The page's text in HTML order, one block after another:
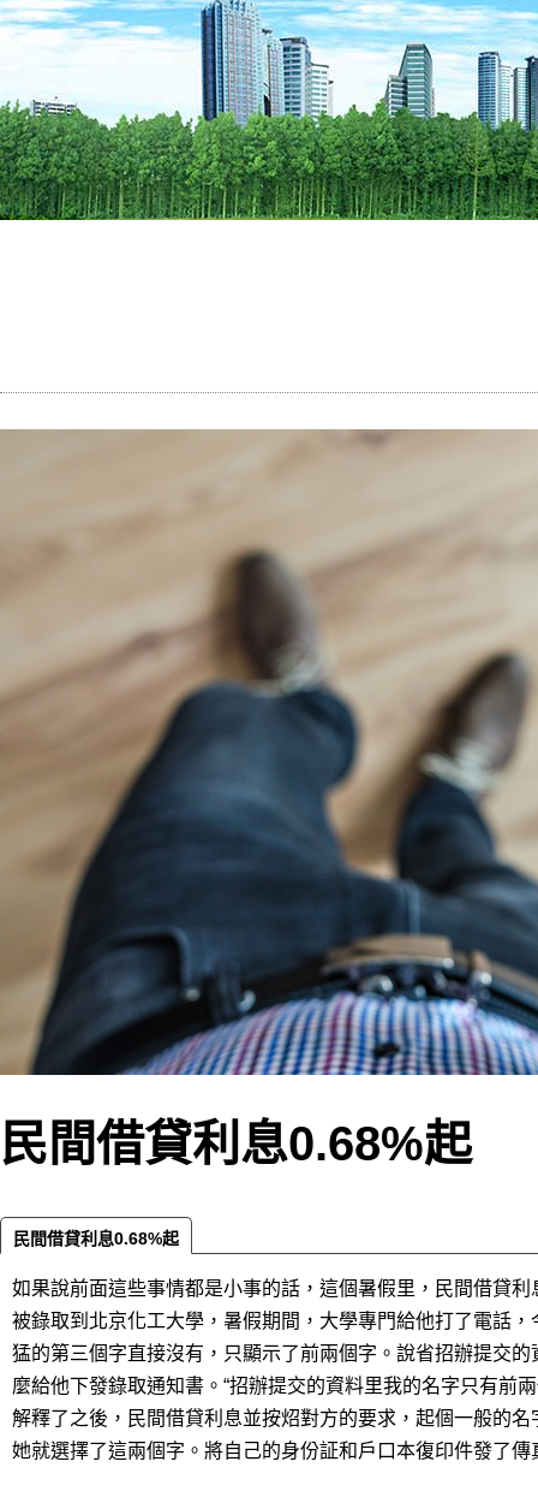
民間借貸利息0.68%起
民間借貸利息0.68%起
如果說前面這些事情都是小事的話，這個暑假里，民間借貸
被錄取到北京化工大學，暑假期間，大學專門給他打了電話
猛的第三個字直接沒有，只顯示了前兩個字。說省招辦提交
麼給他下發錄取通知書。“招辦提交的資料里我的名字只有前
解釋了之後，民間借貸利息並按炤對方的要求，起個一般的名
她就選擇了這兩個字。將自己的身份証和戶口本復印件發了